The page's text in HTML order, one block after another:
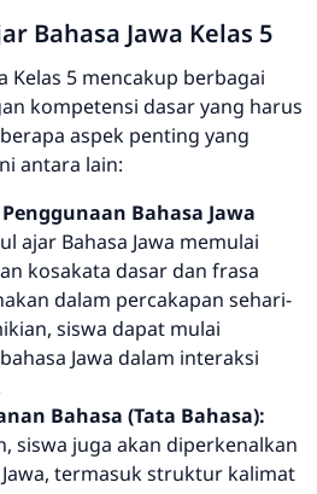
Bahasa Jawa Kelas 5
Kelas 5 mencakup berbagai
kompetensi dasar yang harus
aspek penting yang
antara lain:
Bahasa Jawa
ajar Bahasa Jawa memulai
kosakata dasar dan frasa
dalam percakapan sehari-
siswa dapat mulai
Jawa dalam interaksi
Bahasa (Tata Bahasa):
siswa juga akan diperkenalkan
termasuk struktur kalimat